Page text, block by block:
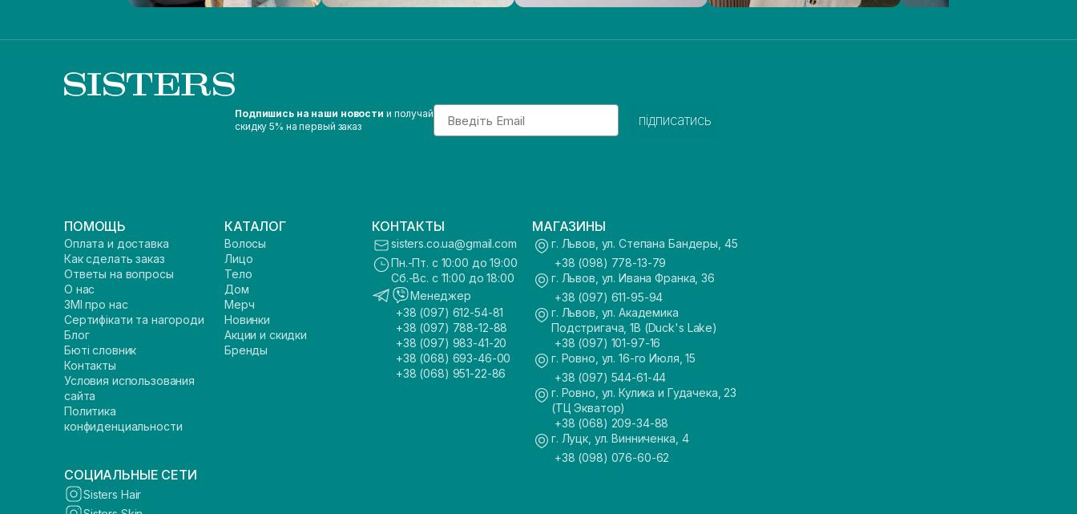
Подпишись на наши новости и получай
скидку 5% на первый заказ
Email
підписатись
ПОМОЩЬ
Оплата и доставка
Как сделать заказ
Ответы на вопросы
О нас
ЗМІ про нас
Сертифікати та нагороди
Блог
Бюті словник
Контакты
Условия использования
сайта
Политика
конфиденциальности
КАТАЛОГ
Волосы
Лицо
Тело
Дом
Мерч
Новинки
Акции и скидки
Бренды
КОНТАКТЫ
sisters.co.ua@gmail.com
Пн.-Пт. с 10:00 до 19:00
Сб.-Вс. с 11:00 до 18:00
Менеджер
+38 (097) 612-54-81
+38 (097) 788-12-88
+38 (097) 983-41-20
+38 (068) 693-46-00
+38 (068) 951-22-86
МАГАЗИНЫ
г. Львов, ул. Степана Бандеры, 45
+38 (098) 778-13-79
г. Львов, ул. Ивана Франка, 36
+38 (097) 611-95-94
г. Львов, ул. Академика
Подстригача, 1В (Duck's Lake)
+38 (097) 101-97-16
г. Ровно, ул. 16-го Июля, 15
+38 (097) 544-61-44
г. Ровно, ул. Кулика и Гудачека, 23
(ТЦ Экватор)
+38 (068) 209-34-88
г. Луцк, ул. Винниченка, 4
+38 (098) 076-60-62
СОЦИАЛЬНЫЕ СЕТИ
Sisters Hair